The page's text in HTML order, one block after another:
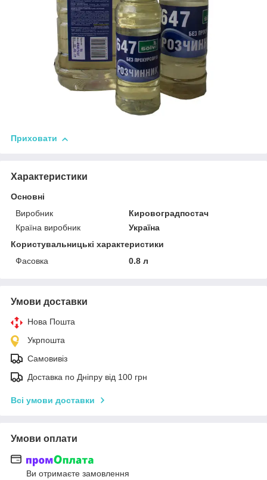
Приховати
Характеристики
Основні
Виробник
Кировоградпостач
Країна виробник
Україна
Користувальницькі характеристики
Фасовка
0.8 л
Умови доставки
Нова Пошта
Укрпошта
Самовивіз
Доставка по Дніпру від 100 грн
Всі умови доставки
Умови оплати
Ви отримаєте замовлення